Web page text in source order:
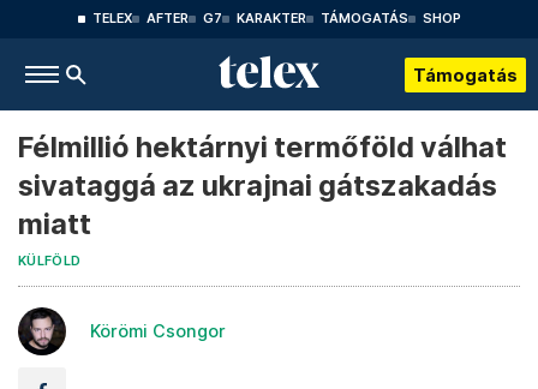
TELEX AFTER G7 KARAKTER TÁMOGATÁS SHOP
Támogatás
Félmillió hektárnyi termőföld válhat
sivataggá az ukrajnai gátszakadás
miatt
KÜLFÖLD
Körömi Csongor